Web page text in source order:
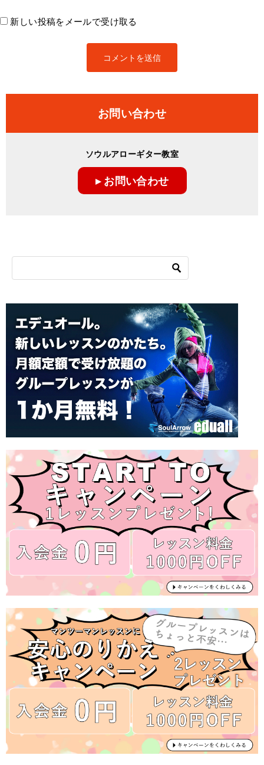
新しい投稿をメールで受け取る
お問い合わせ
ソウルアローギター教室
▸ お問い合わせ